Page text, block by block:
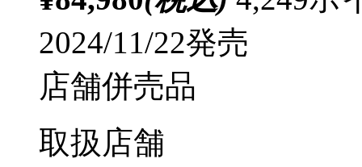
2024/11/22発売
店舗併売品
取扱店舗